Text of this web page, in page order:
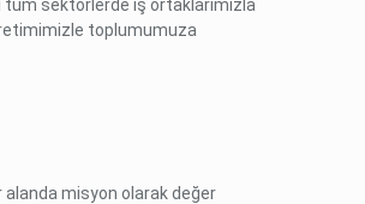
sektörlerde iş ortaklarımızla
toplumumuza
misyon olarak değer